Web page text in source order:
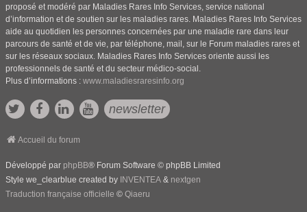
proposé et modéré par Maladies Rares Info Services, service national
d’information et de soutien sur les maladies rares. Maladies Rares Info Services
aide au quotidien les personnes concernées par une maladie rare dans leur
parcours de santé et de vie, par téléphone, mail, sur le Forum maladies rares et
sur les réseaux sociaux. Maladies Rares Info Services oriente aussi les
professionnels de santé et du secteur médico-social.
Plus d’informations : www.maladiesraresinfo.org
newsletter
Accueil du forum
Développé par phpBB® Forum Software © phpBB Limited
Style we_clearblue created by INVENTEA & nextgen
Traduction française officielle © Qiaeru